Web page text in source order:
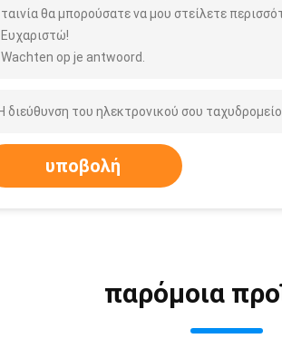
ταινία θα μπορούσατε να μου στείλετε
Ευχαριστώ!
Wachten op je antwoord.
υποβολή
παρόμοια